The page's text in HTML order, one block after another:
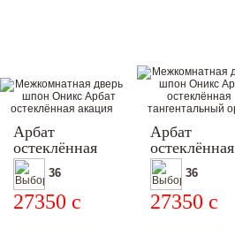
Арбат
остеклённая
36
27350 c
Арбат
остеклённая
36
27350 c